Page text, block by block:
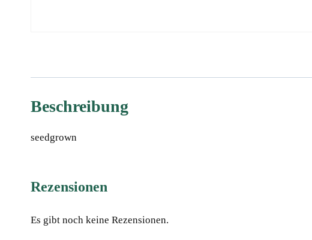
Beschreibung
seedgrown
Rezensionen
Es gibt noch keine Rezensionen.